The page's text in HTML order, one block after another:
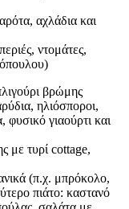
αχλάδια και
ντομάτες,
βρώμης
ηλιόσποροι,
γιαούρτι και
με τυρί cottage,
(π.χ. μπρόκολο,
πιάτο: καστανό